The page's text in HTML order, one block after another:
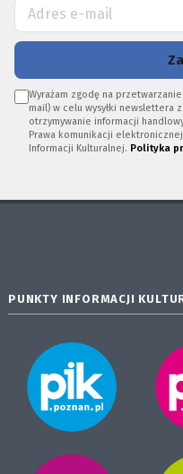
Wyrażam zgodę na
mail) w celu wysyłki newslettera
otrzymywanie informacji
Prawa komunikacji
Informacji Kulturalnej. Polityka
PUNKTY INFORMACJI